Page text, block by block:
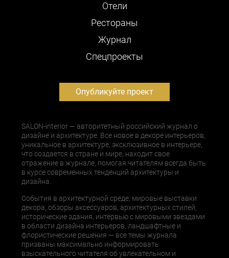
Отели
Рестораны
Журнал
Cпецпроекты
Опубликуйте проект
SALON-interior — авторитетный российский журнал о
дизайне и архитектуре. Все новое в декоре интерьеров,
уникальное в архитектуре, эксклюзивное в интерьере,
что создается в стране и мире, находит свое
отражение в журнале, помогая читателям всегда быть
в курсе современных тенденций архитектуры и
дизайна.
События в архитектурной среде, мировые выставки
декора, обзоры аксессуаров, архитектурных стилей,
исторические здания, интервью с мировыми звездами
в области дизайна интерьеров, ландшафтные и
флористические решения — все темы журнала
призваны максимально информировать
взыскательного читателя об увлекательном и